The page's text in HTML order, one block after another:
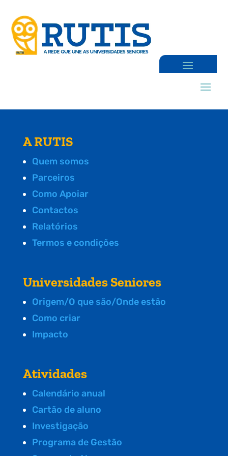
A RUTIS
Quem somos
Parceiros
Como Apoiar
Contactos
Relatórios
Termos e condições
Universidades Seniores
Origem/O que são/Onde estão
Como criar
Impacto
Atividades
Calendário anual
Cartão de aluno
Investigação
Programa de Gestão